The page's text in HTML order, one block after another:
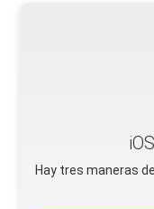
Hay tres maneras